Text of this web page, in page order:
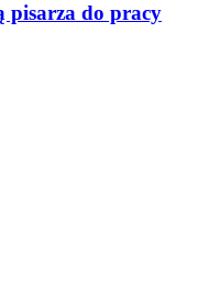
pisarza do pracy